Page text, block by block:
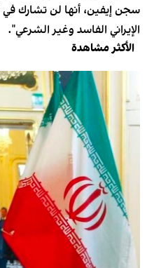
سجن إيفين، أنها لن تشارك في
الإيراني الفاسد وغير الشرعي".
الأكثر مشاهدة